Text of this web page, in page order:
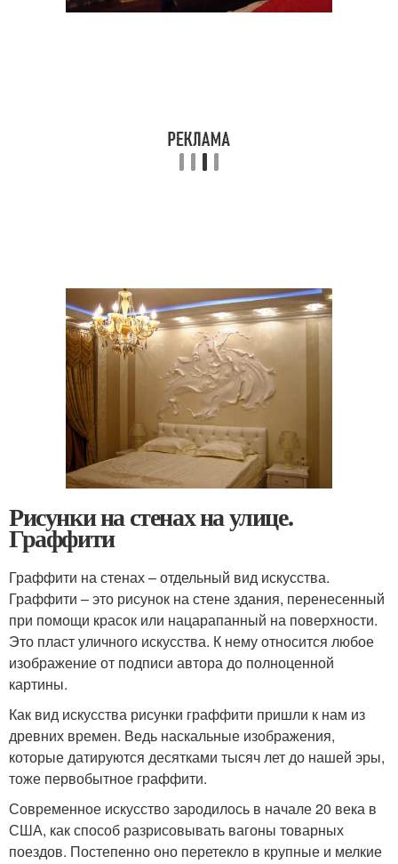
Рисунки на стенах на улице.
Граффити
Граффити на стенах – отдельный вид искусства.
Граффити – это рисунок на стене здания, перенесенный
при помощи красок или нацарапанный на поверхности.
Это пласт уличного искусства. К нему относится любое
изображение от подписи автора до полноценной
картины.
Как вид искусства рисунки граффити пришли к нам из
древних времен. Ведь наскальные изображения,
которые датируются десятками тысяч лет до нашей эры,
тоже первобытное граффити.
Современное искусство зародилось в начале 20 века в
США, как способ разрисовывать вагоны товарных
поездов. Постепенно оно перетекло в крупные и мелкие